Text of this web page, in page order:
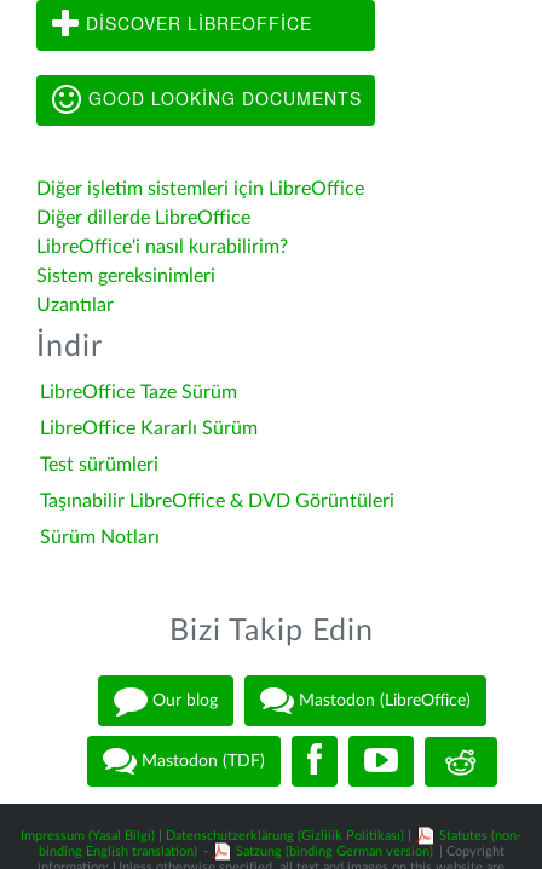
DISCOVER LIBREOFFICE
GOOD LOOKING DOCUMENTS
Diğer işletim sistemleri için LibreOffice
Diğer dillerde LibreOffice
LibreOffice'i nasıl kurabilirim?
Sistem gereksinimleri
Uzantılar
İndir
LibreOffice Taze Sürüm
LibreOffice Kararlı Sürüm
Test sürümleri
Taşınabilir LibreOffice & DVD Görüntüleri
Sürüm Notları
Bizi Takip Edin
Our blog Mastodon (LibreOffice)
Mastodon (TDF)
Impressum (Yasal Bilgi) Datenschutzerklärung (Gizlilik Politikası)
Statutes (non-
binding English translation) - Satzung (binding German version)
| Copyright